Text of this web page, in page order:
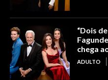
“Dois
chega
ADULTO